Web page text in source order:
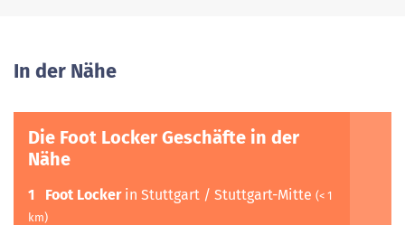
In der Nähe
Die Foot Locker Geschäfte in der
Nähe
1 Foot Lockerin Stuttgart / Stuttgart-Mitte (< 1
km)